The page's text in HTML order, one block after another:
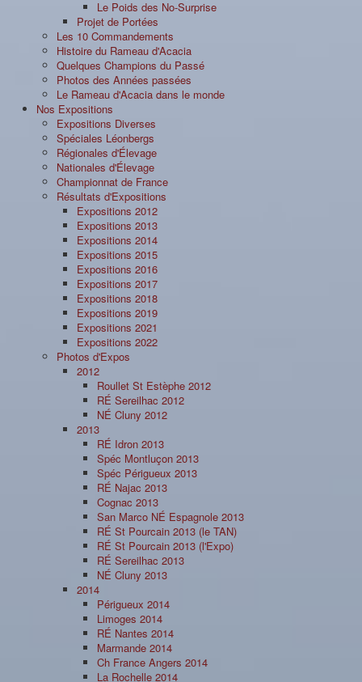
Le Poids des No-Surprise
Projet de Portées
Les 10 Commandements
Histoire du Rameau d'Acacia
Quelques Champions du Passé
Photos des Années passées
Le Rameau d'Acacia dans le monde
Nos Expositions
Expositions Diverses
Spéciales Léonbergs
Régionales d'Élevage
Nationales d'Élevage
Championnat de France
Résultats d'Expositions
Expositions 2012
Expositions 2013
Expositions 2014
Expositions 2015
Expositions 2016
Expositions 2017
Expositions 2018
Expositions 2019
Expositions 2021
Expositions 2022
Photos d'Expos
2012
Roullet St Estèphe 2012
RÉ Sereilhac 2012
NÉ Cluny 2012
2013
RÉ Idron 2013
Spéc Montluçon 2013
Spéc Périgueux 2013
RÉ Najac 2013
Cognac 2013
San Marco NÉ Espagnole 2013
RÉ St Pourcain 2013 (le TAN)
RÉ St Pourcain 2013 (l'Expo)
RÉ Sereilhac 2013
NÉ Cluny 2013
2014
Périgueux 2014
Limoges 2014
RÉ Nantes 2014
Marmande 2014
Ch France Angers 2014
La Rochelle 2014